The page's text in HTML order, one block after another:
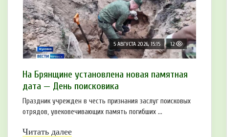
5 АВГУСТА 2026, 15:15 12
На Брянщине установлена новая памятная
дата — День поисковика
Праздник учрежден в честь признания заслуг поисковых
отрядов, увековечивающих память погибших ...
Читать далее